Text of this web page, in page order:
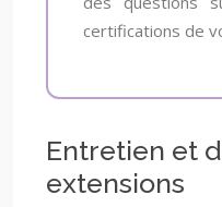
certifications de
Entretien et
extensions